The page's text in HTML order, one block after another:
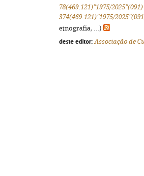
78(469.121)"1975/2025"(091)
374(469.121)"1975/
etnografia, ...)
deste editor: Associação de